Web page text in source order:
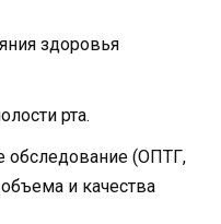
здоровья
рта.
обследование (ОПТГ,
и качества